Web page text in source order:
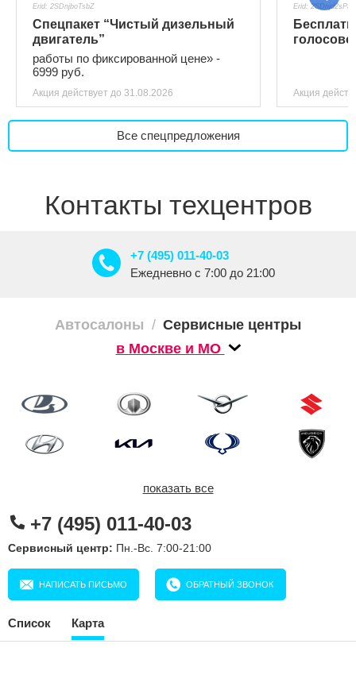
Erid: 2SDnjboTsbZ
Спецпакет “Чистый дизельный
двигатель”
работы по фиксированной цене» -
6999 руб.
Акция действует до 31.08.2026
Erid: 2SDnjd2sPaT
Акция
Все спецпредложения
Контакты техцентров
+7 (495) 011-40-03
Ежедневно c 7:00 до 21:00
Автосалоны
Сервисные центры
в Москве и МО
показать все
+7 (495) 011-40-03
Сервисный центр: Пн.-Вс. 7:00-21:00
НАПИСАТЬ ПИСЬМО ОБРАТНЫЙ ЗВОНОК
Список Карта